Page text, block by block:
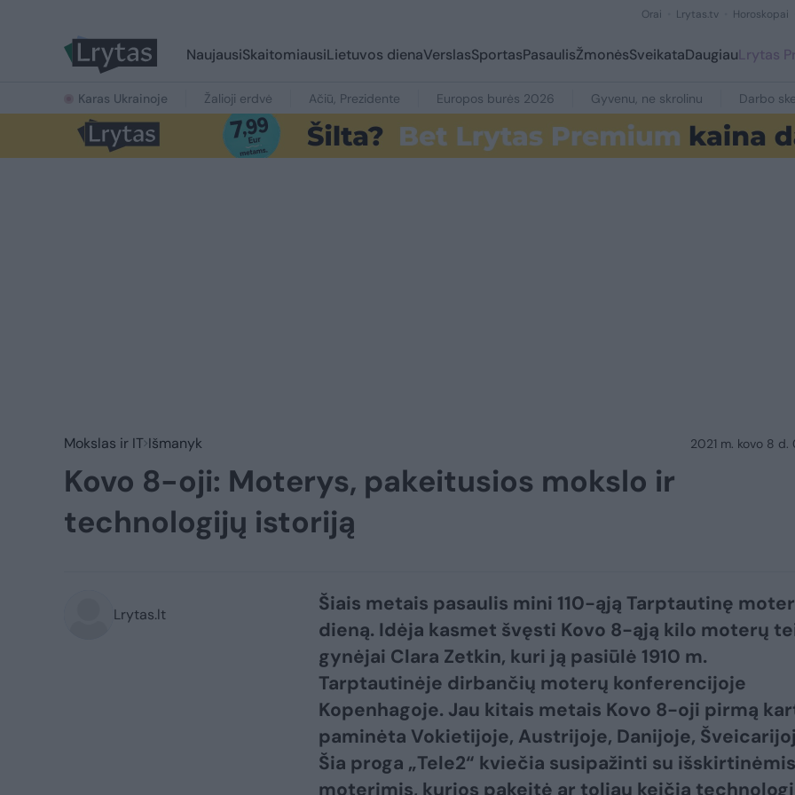
Orai Lrytas.tv Horoskopai
NaujausiSkaitomiausiLietuvos dienaVerslasSportasPasaulisŽmonėsSveikataDaugiauLrytas
Karas Ukrainoje Žalioji erdvė Ačiū, Prezidente Europos burės 2026 Gyvenu, ne skrolinu Darbo
Mokslas ir IT Išmanyk 2021 m. kovo 8 d.
Kovo 8-oji: Moterys, pakeitusios mokslo ir
technologijų istoriją
Lrytas.lt
Šiais metais pasaulis mini 110-ąją Tarptautinę
dieną. Idėja kasmet švęsti Kovo 8-ąją kilo moterų
gynėjai Clara Zetkin, kuri ją pasiūlė 1910 m.
Tarptautinėje dirbančių moterų konferencijoje
Kopenhagoje. Jau kitais metais Kovo 8-oji pirmą
paminėta Vokietijoje, Austrijoje, Danijoje,
Šia proga „Tele2“ kviečia susipažinti su išskirtinėmis
moterimis, kurios pakeitė ar toliau keičia